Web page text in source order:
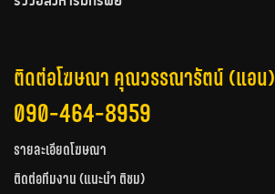
ติดต่อโฆษณา คุณวรรณารัตน์ (แอน)
090-464-8959
รายละเอียดโฆษณา
ติดต่อทีมงาน (แนะนำ ติชม)